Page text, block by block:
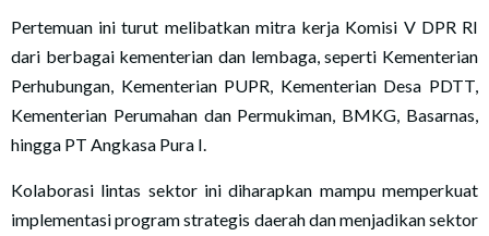
Pertemuan ini turut melibatkan mitra kerja Komisi V DPR RI
dari berbagai kementerian dan lembaga, seperti Kementerian
Perhubungan, Kementerian PUPR, Kementerian Desa PDTT,
Kementerian Perumahan dan Permukiman, BMKG, Basarnas,
hingga PT Angkasa Pura I.
Kolaborasi lintas sektor ini diharapkan mampu memperkuat
implementasi program strategis daerah dan menjadikan sektor